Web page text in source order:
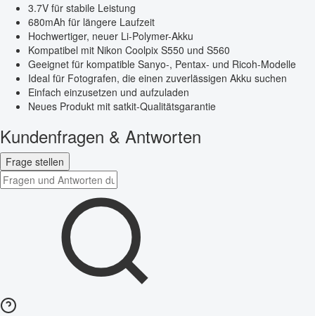
3.7V für stabile Leistung
680mAh für längere Laufzeit
Hochwertiger, neuer Li-Polymer-Akku
Kompatibel mit Nikon Coolpix S550 und S560
Geeignet für kompatible Sanyo-, Pentax- und Ricoh-Modelle
Ideal für Fotografen, die einen zuverlässigen Akku suchen
Einfach einzusetzen und aufzuladen
Neues Produkt mit satkit-Qualitätsgarantie
Kundenfragen & Antworten
Frage stellen